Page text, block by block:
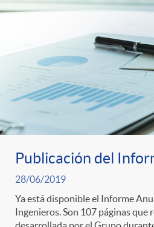
Publicación del
28/06/2019
Ya está disponible el Informe
Ingenieros. Son 107 páginas que